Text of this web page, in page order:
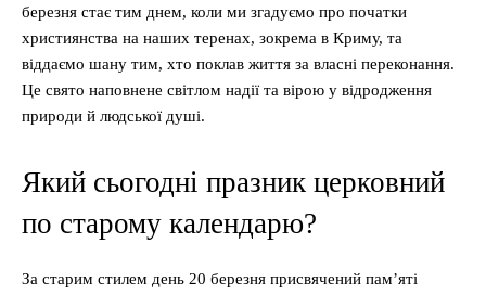
березня стає тим днем, коли ми згадуємо про початки
християнства на наших теренах, зокрема в Криму, та
віддаємо шану тим, хто поклав життя за власні переконання.
Це свято наповнене світлом надії та вірою у відродження
природи й людської душі.
Який сьогодні празник церковний
по старому календарю?
За старим стилем день 20 березня присвячений пам’яті